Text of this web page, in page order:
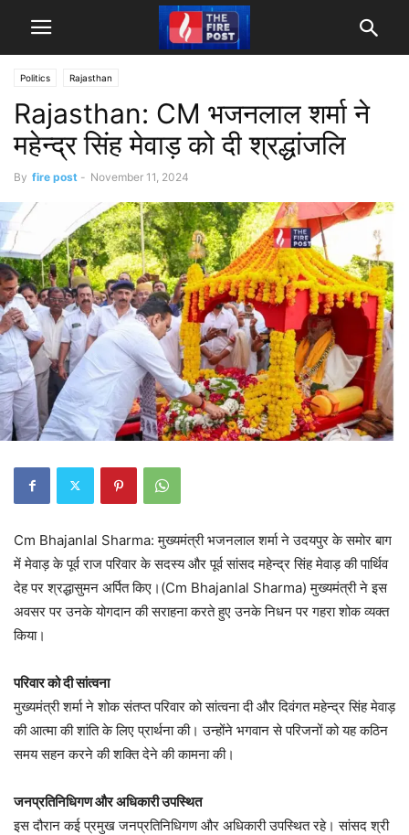
Politics Rajasthan
Rajasthan: CM भजनलाल शर्मा ने
महेन्द्र सिंह मेवाड़ को दी श्रद्धांजलि
By fire post - November 11, 2024
Cm Bhajanlal Sharma: मुख्यमंत्री भजनलाल शर्मा ने उदयपुर के समोर बाग
में मेवाड़ के पूर्व राज परिवार के सदस्य और पूर्व सांसद महेन्द्र सिंह मेवाड़ की पार्थिव
देह पर श्रद्धासुमन अर्पित किए।(Cm Bhajanlal Sharma) मुख्यमंत्री ने इस
अवसर पर उनके योगदान की सराहना करते हुए उनके निधन पर गहरा शोक व्यक्त
किया।
परिवार को दी सांत्वना
मुख्यमंत्री शर्मा ने शोक संतप्त परिवार को सांत्वना दी और दिवंगत महेन्द्र सिंह मेवाड़
की आत्मा की शांति के लिए प्रार्थना की। उन्होंने भगवान से परिजनों को यह कठिन
समय सहन करने की शक्ति देने की कामना की।
जनप्रतिनिधिगण और अधिकारी उपस्थित
इस दौरान कई प्रमुख जनप्रतिनिधिगण और अधिकारी उपस्थित रहे। सांसद श्री